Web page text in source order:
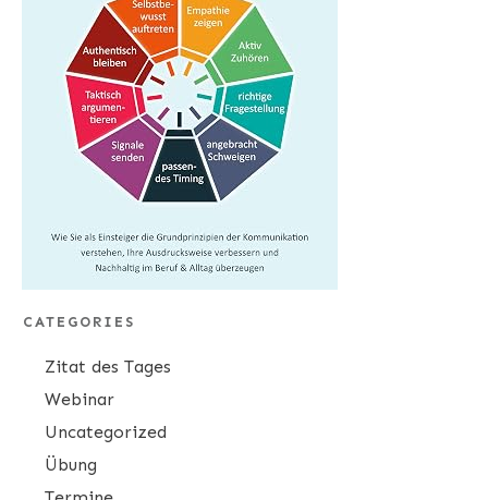
CATEGORIES
Zitat des Tages
Webinar
Uncategorized
Übung